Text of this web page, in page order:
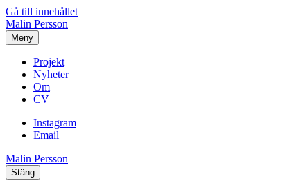
Gå till innehållet
Malin Persson
Meny
Projekt
Nyheter
Om
CV
Instagram
Email
Malin Persson
Stäng